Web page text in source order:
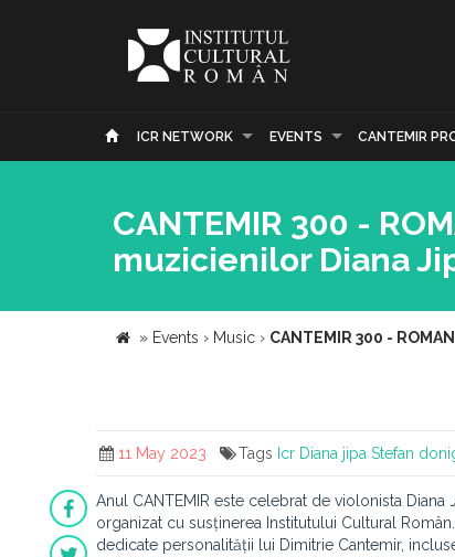
ICR NETWORK EVENTS CANTEMIR
CANTEMIR 300 -
muzicienilor Diana
» Events › Music › CANTEMIR 300 -
11 May 2023 Tags Icr Diana jipa Stefan
Anul CANTEMIR este celebrat de violonista
organizat cu susținerea Institutului Cultural
dedicate personalității lui Dimitrie Cantemir,